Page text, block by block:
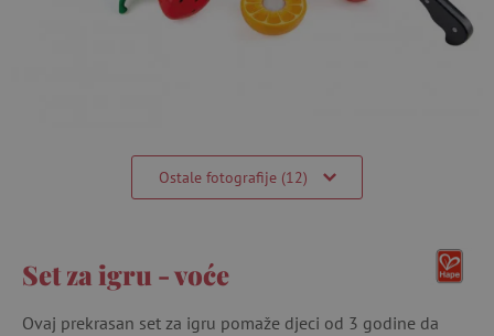
Ostale fotografije (12)
Set za igru ​​- voće
Ovaj prekrasan set za igru ​​pomaže djeci od 3 godine da